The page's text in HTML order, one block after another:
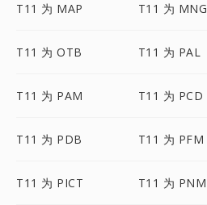
T11 为 MAP T11 为 MNG
T11 为 OTB T11 为 PAL
T11 为 PAM T11 为 PCD
T11 为 PDB T11 为 PFM
T11 为 PICT T11 为 PNM